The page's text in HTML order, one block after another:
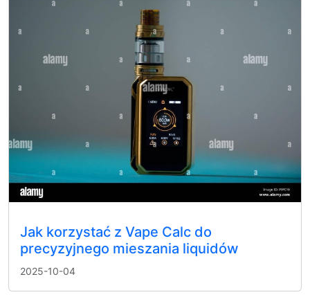
Jak korzystać z Vape Calc do
precyzyjnego mieszania liquidów
2025-10-04